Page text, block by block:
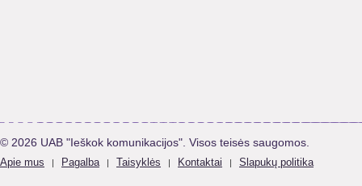
© 2026 UAB "Ieškok komunikacijos". Visos teisės saugomos.
Apie mus | Pagalba | Taisyklės | Kontaktai | Slapukų politika